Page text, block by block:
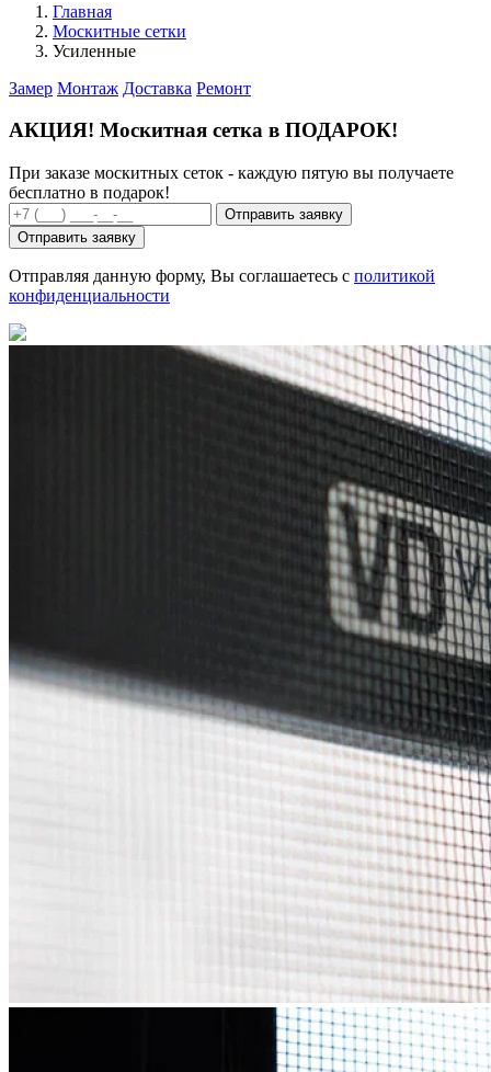
Главная
Москитные сетки
Усиленные
Замер Монтаж Доставка Ремонт
АКЦИЯ! Москитная сетка в ПОДАРОК!
При заказе москитных сеток - каждую пятую вы получаете
бесплатно в подарок!
Отправить заявку
Отправить заявку
Отправляя данную форму, Вы соглашаетесь с политикой
конфиденциальности